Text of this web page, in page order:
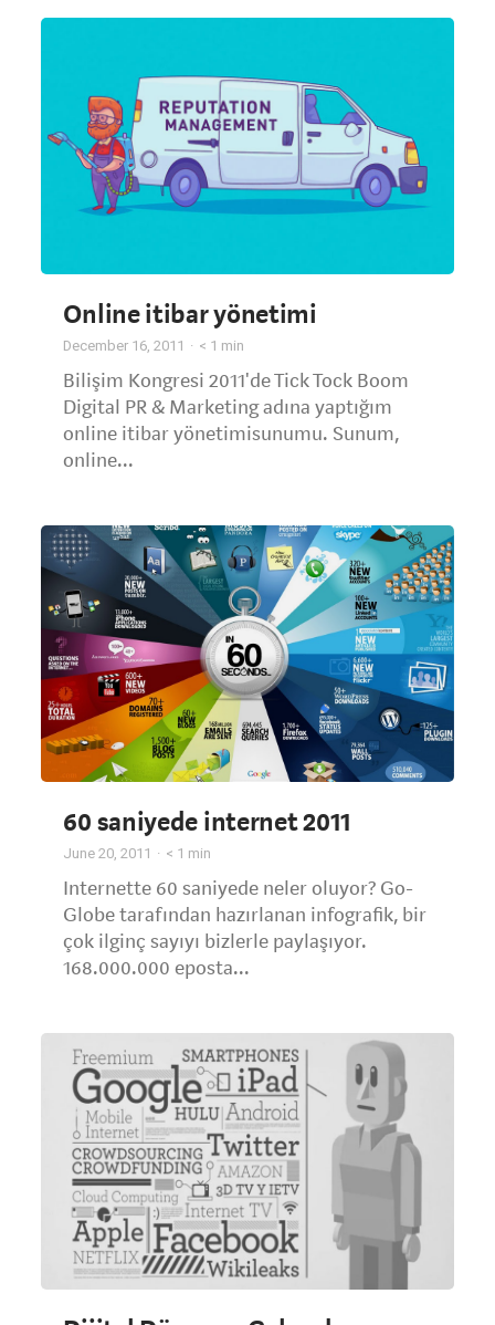
Online itibar yönetimi
December 16, 2011 < 1 min
Bilişim Kongresi 2011'de Tick Tock Boom
Digital PR & Marketing adına yaptığım
online itibar yönetimisunumu. Sunum,
online...
60 saniyede internet 2011
June 20, 2011 < 1 min
Internette 60 saniyede neler oluyor? Go-
Globe tarafından hazırlanan infografik, bir
çok ilginç sayıyı bizlerle paylaşıyor.
168.000.000 eposta...